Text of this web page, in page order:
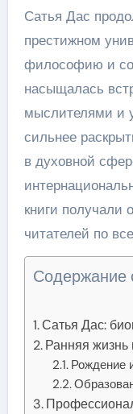
Сатья Дас
престижном
философию и
насыщалась
мыслителями и
сильнее
в духовной
книги получали
читателей по
Содержание
Сатья Дас:
Ранняя жизнь
Рождение